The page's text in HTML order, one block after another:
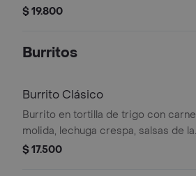
$ 19.800
Burritos
Burrito Clásico
Burrito en tortilla de trigo con carne
molida, lechuga crespa, salsas de la
casa, jalapeño, frijol refrito, pico de
$ 17.500